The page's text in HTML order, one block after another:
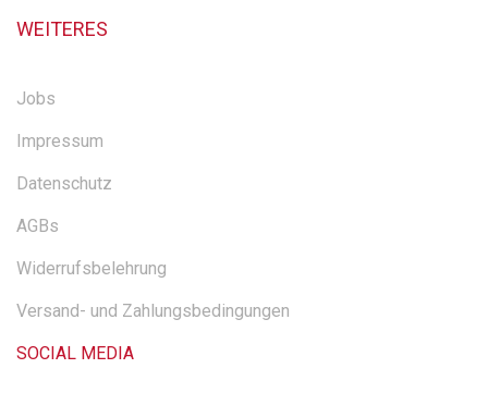
WEITERES
Jobs
Impressum
Datenschutz
AGBs
Widerrufsbelehrung
Versand- und Zahlungsbedingungen
SOCIAL MEDIA